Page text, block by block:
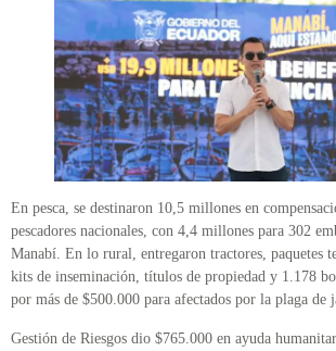
En pesca, se destinaron 10,5 millones en
pescadores nacionales, con 4,4 millones para 302
Manabí. En lo rural, entregaron tractores, paquetes
kits de inseminación, títulos de propiedad y 1.178
por más de $500.000 para afectados por la plaga de
Gestión de Riesgos dio $765.000 en ayuda